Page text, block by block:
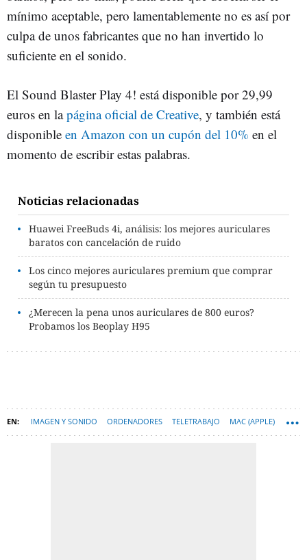
mínimo aceptable, pero lamentablemente no es así por
culpa de unos fabricantes que no han invertido lo
suficiente en el sonido.
El Sound Blaster Play 4! está disponible por 29,99
euros en lapágina oficial de Creative, y también está
disponible en Amazon con un cupón del 10% en el
momento de escribir estas palabras.
Noticias relacionadas
Huawei FreeBuds 4i, análisis: los mejores auriculares
baratos con cancelación de ruido
Los cinco mejores auriculares premium que comprar
según tu presupuesto
¿Merecen la pena unos auriculares de 800 euros?
Probamos los Beoplay H95
IMAGEN Y SONIDO ORDENADORES TELETRABAJO MAC (APPLE)